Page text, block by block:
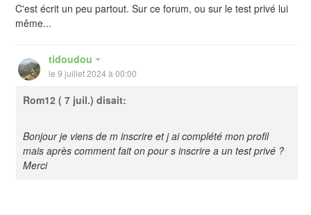
C'est écrit un peu partout. Sur ce forum, ou sur le test privé lui
même...
tidoudou
le 9 juillet 2024 à 00:00
Rom12 ( 7 juil.) disait:
Bonjour je viens de m inscrire et j ai complété mon profil
mais après comment fait on pour s inscrire a un test privé ?
Merci